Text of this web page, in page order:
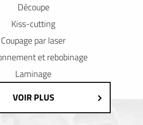
Découpe
Kiss-cutting
Coupage par laser
et rebobinage
Laminage
VOIR PLUS